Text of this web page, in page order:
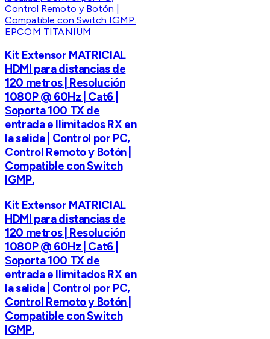
EPCOM TITANIUM
Kit Extensor MATRICIAL
HDMI para distancias de
120 metros | Resolución
1080P @ 60Hz | Cat6 |
Soporta 100 TX de
entrada e Ilimitados RX en
la salida | Control por PC,
Control Remoto y Botón |
Compatible con Switch
IGMP.
Kit Extensor MATRICIAL
HDMI para distancias de
120 metros | Resolución
1080P @ 60Hz | Cat6 |
Soporta 100 TX de
entrada e Ilimitados RX en
la salida | Control por PC,
Control Remoto y Botón |
Compatible con Switch
IGMP.